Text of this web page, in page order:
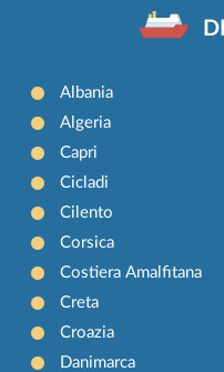
Albania
Algeria
Capri
Cicladi
Cilento
Corsica
Costiera Amalfitana
Creta
Croazia
Danimarca